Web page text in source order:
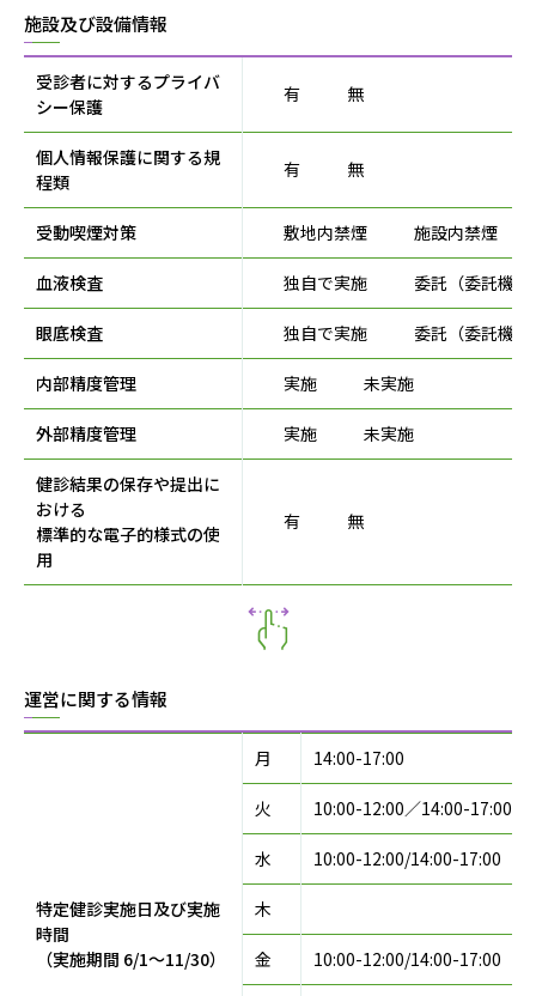
施設及び設備情報
受診者に対するプライバ
シー保護
有 無
個人情報保護に関する規
程類
有 無
受動喫煙対策 敷地内禁煙 施設内禁煙
血液検査 独自で実施 委託（委託機関
眼底検査 独自で実施 委託（委託機関
内部精度管理 実施 未実施
外部精度管理 実施 未実施
健診結果の保存や提出に
おける
標準的な電子的様式の使
用
有 無
運営に関する情報
特定健診実施日及び実施
時間
（実施期間 6/1〜11/30）
月 14:00-17:00
火 10:00-12:00／14:00-17:00
水 10:00-12:00/14:00-17:00
木
金 10:00-12:00/14:00-17:00